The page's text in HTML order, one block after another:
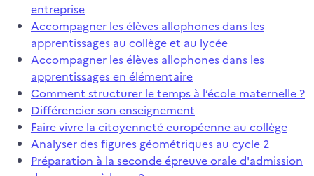
entreprise
Accompagner les élèves allophones dans les
apprentissages au collège et au lycée
Accompagner les élèves allophones dans les
apprentissages en élémentaire
Comment structurer le temps à l’école maternelle ?
Différencier son enseignement
Faire vivre la citoyenneté européenne au collège
Analyser des figures géométriques au cycle 2
Préparation à la seconde épreuve orale d'admission